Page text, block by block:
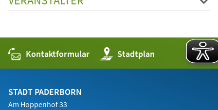
Kontaktformular Stadtplan
(Öffnet
in
einem
STADT PADERBORN
Am Hoppenhof 33